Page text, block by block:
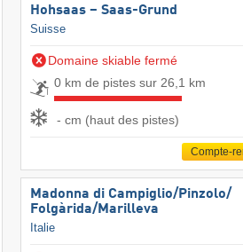
Hohsaas – Saas-Grund
Suisse
Domaine skiable fermé
0 km de pistes sur 26,1 km
- cm (haut des pistes)
Compte-
Madonna di Campiglio/​Pinzolo/​
Folgàrida/​Marilleva
Italie